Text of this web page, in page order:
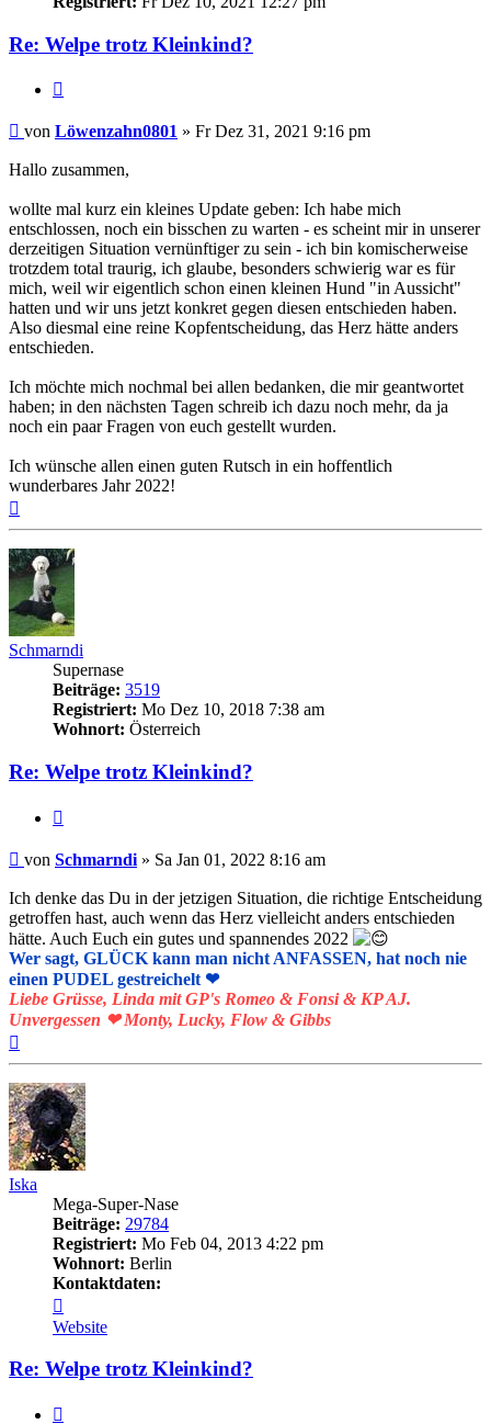
Re: Welpe trotz Kleinkind?
Beitrag
von Löwenzahn0801 » Fr Dez 31, 2021 9:16 pm
Hallo zusammen,
wollte mal kurz ein kleines Update geben: Ich habe mich
entschlossen, noch ein bisschen zu warten - es scheint mir in unserer
derzeitigen Situation vernünftiger zu sein - ich bin komischerweise
trotzdem total traurig, ich glaube, besonders schwierig war es für
mich, weil wir eigentlich schon einen kleinen Hund "in Aussicht"
hatten und wir uns jetzt konkret gegen diesen entschieden haben.
Also diesmal eine reine Kopfentscheidung, das Herz hätte anders
entschieden.
Ich möchte mich nochmal bei allen bedanken, die mir geantwortet
haben; in den nächsten Tagen schreib ich dazu noch mehr, da ja
noch ein paar Fragen von euch gestellt wurden.
Ich wünsche allen einen guten Rutsch in ein hoffentlich
wunderbares Jahr 2022!
Schmarndi
Supernase
Beiträge: 3519
Registriert: Mo Dez 10, 2018 7:38 am
Wohnort: Österreich
Re: Welpe trotz Kleinkind?
Beitrag
von Schmarndi » Sa Jan 01, 2022 8:16 am
Ich denke das Du in der jetzigen Situation, die richtige Entscheidung
getroffen hast, auch wenn das Herz vielleicht anders entschieden
hätte. Auch Euch ein gutes und spannendes 2022
Wer sagt, GLÜCK kann man nicht ANFASSEN, hat noch nie
einen PUDEL gestreichelt ❤
Liebe Grüsse, Linda mit GP's Romeo & Fonsi & KP AJ.
Unvergessen ❤ Monty, Lucky, Flow & Gibbs
Iska
Mega-Super-Nase
Beiträge: 29784
Registriert: Mo Feb 04, 2013 4:22 pm
Wohnort: Berlin
Kontaktdaten:
von
Iska
Website
Re: Welpe trotz Kleinkind?